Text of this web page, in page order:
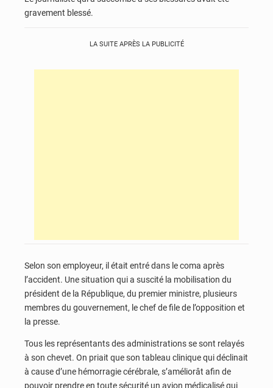
gravement blessé.
LA SUITE APRÈS LA PUBLICITÉ
Selon son employeur, il était entré dans le coma après
l’accident. Une situation qui a suscité la mobilisation du
président de la République, du premier ministre, plusieurs
membres du gouvernement, le chef de file de l’opposition et
la presse.
Tous les représentants des administrations se sont relayés
à son chevet. On priait que son tableau clinique qui déclinait
à cause d’une hémorragie cérébrale, s’améliorât afin de
pouvoir prendre en toute sécurité un avion médicalisé qui